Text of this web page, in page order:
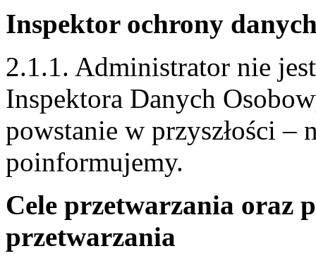
Inspektor ochrony
2.1.1. Administrator nie
Inspektora Danych
powstanie w przyszłości –
poinformujemy.
Cele przetwarzania oraz
przetwarzania